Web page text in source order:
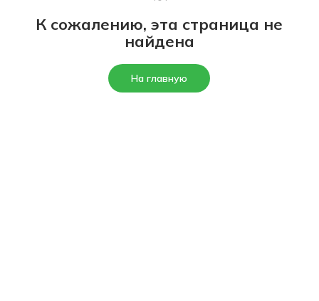
К сожалению, эта страница не
найдена
На главную